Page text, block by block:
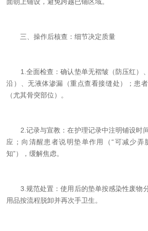
三、操作后核查：细节决定质量
1.全面检查：确认垫单无褶皱（防压红）
沿）、无液体渗漏（重点查看接缝处）；患
（尤其骨突部位）。
2.记录与宣教：在护理记录中注明铺设时
应；向清醒患者说明垫单作用（“可减少弄
知”），缓解焦虑。
3.规范处置：使用后的垫单按感染性废物
用品按流程脱卸并再次手卫生。